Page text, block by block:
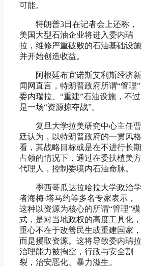
可能。
特朗普3日在记者会上还称，
美国大型石油企业将进入委内瑞
拉，维修严重破败的石油基础设施
并开始创造收益。
阿根廷布宜诺斯艾利斯经济新
闻网直言，特朗普政府所谓“管理”
委内瑞拉、“重建”石油设施，不过
是一场“资源掠夺战”。
复旦大学拉美研究中心主任曹
廷认为，以特朗普政府的一贯风格
看，其战略目标或是在不进行长期
占领的情况下，通过在委扶植美方
代理人，控制委境内石油命脉。
墨西哥瓜达拉哈拉大学政治学
者海梅·塔马约等多名专家表示，
这种以资源为核心的所谓“管理”模
式，是对当地政权的高度工具化，
重心不在于改善民生或重建国家，
而是攫取资源。这将导致委内瑞拉
治理能力被掏空，行政与安全割
裂，治安恶化、暴力滋生。